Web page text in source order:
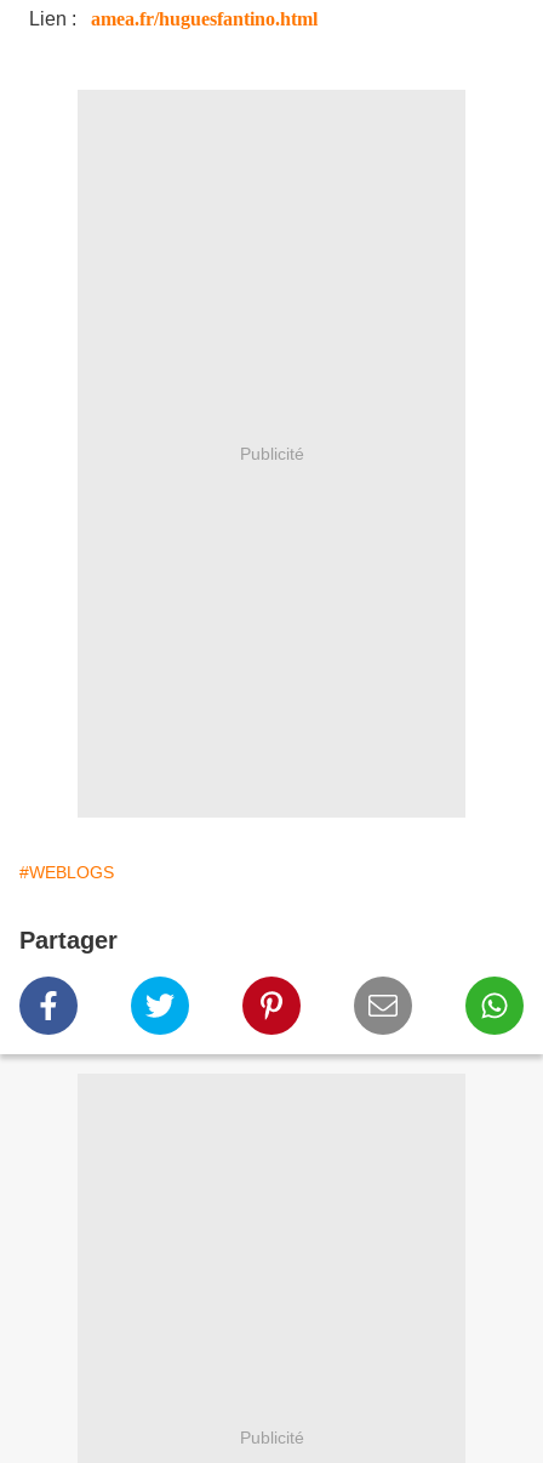
Lien : amea.fr/huguesfantino.html
Publicité
#WEBLOGS
Partager
Publicité